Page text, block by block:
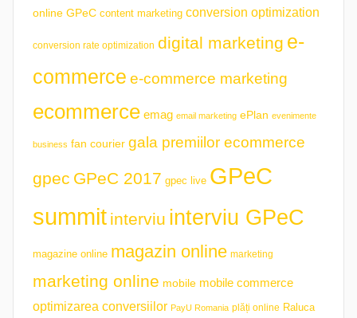
online GPeC content marketing conversion optimization
conversion rate optimization digital marketing e-
commerce e-commerce marketing
ecommerce emag email marketing ePlan evenimente
business fan courier gala premiilor ecommerce
gpec GPeC 2017 gpec live GPeC
summit interviu interviu GPeC
magazine online magazin online marketing
marketing online mobile mobile commerce
optimizarea conversiilor PayU Romania plăți online Raluca